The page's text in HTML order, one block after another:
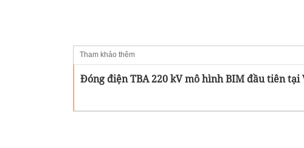
Tham khảo thêm
Đóng điện TBA 220 kV mô hình BIM đầu tiên tại